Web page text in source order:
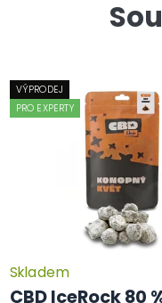
VÝPRODEJ
PRO EXPERTY
CBD IceRock 80
Skladem